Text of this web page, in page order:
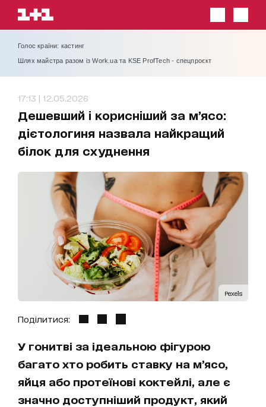
Голос країни: кастинг
Шлях майстра разом із Work.ua та KSE ProfTech - спецпроєкт
17:13 | 12.05.2026
Дешевший і корисніший за м’ясо:
дієтологиня назвала найкращий
білок для схуднення
Pexels
Поділитися:
У гонитві за ідеальною фігурою
багато хто робить ставку на м’ясо,
яйця або протеїнові коктейлі, але є
значно доступніший продукт, який